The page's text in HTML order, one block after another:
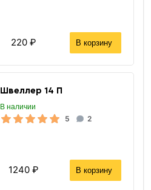
220 ₽ В корзину
Швеллер 14 П
В наличии
5 2
1240 ₽ В корзину